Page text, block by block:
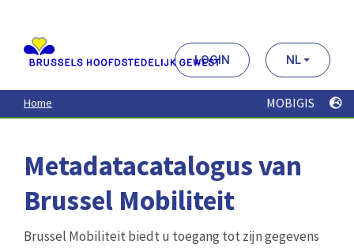
contenu
principal
LOGIN NL
Home MOBIGIS
Metadatacatalogus van
Brussel Mobiliteit
Brussel Mobiliteit biedt u toegang tot zijn gegevens